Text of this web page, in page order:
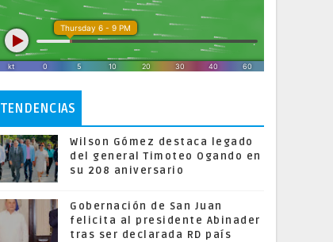
TENDENCIAS
Wilson Gómez destaca legado
del general Timoteo Ogando en
su 208 aniversario
Gobernación de San Juan
felicita al presidente Abinader
tras ser declarada RD país